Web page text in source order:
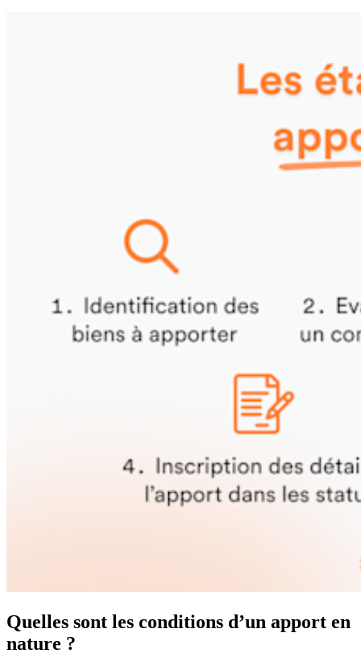
Quelles sont les conditions d’un apport en
nature ?